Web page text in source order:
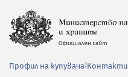
Профил на купувача Контакти